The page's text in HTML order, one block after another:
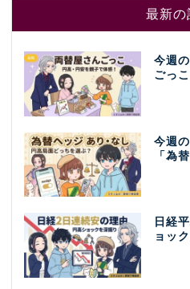
最新の
今週
ごっ
今週
「為
日経
ョッ